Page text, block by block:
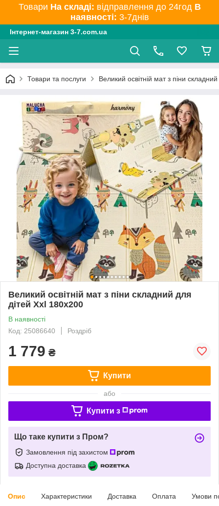
Товари На складі: відправлення до 24год В
наявності: 3-7днів
Інтернет-магазин 3-7.com.ua
Товари та послуги Великий освітній мат з піни
Великий освітній мат з піни складний для
дітей Xxl 180x200
В наявності
Код: 25086640
Роздріб
1 779 ₴
Купити
або
Купити з
Що таке купити з Пром?
Замовлення під захистом
Доступна доставка
Опис Характеристики Доставка Оплата Умови